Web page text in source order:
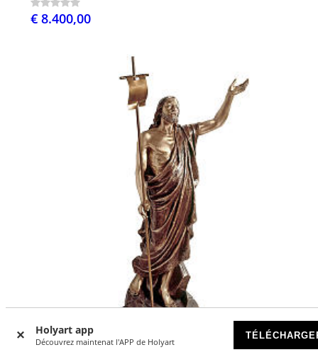
Holyart app
Découvrez maintenat l'APP de Holyart
€ 8.400,00